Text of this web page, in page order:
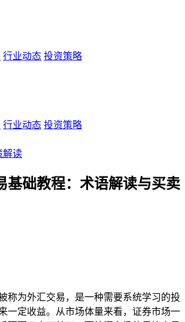
行业动态 投资策略
行业动态 投资策略
解读
基础教程：术语解读与买卖
称为外汇交易，是一种需要系统学习的投
一定收益。从市场体量来看，证券市场一